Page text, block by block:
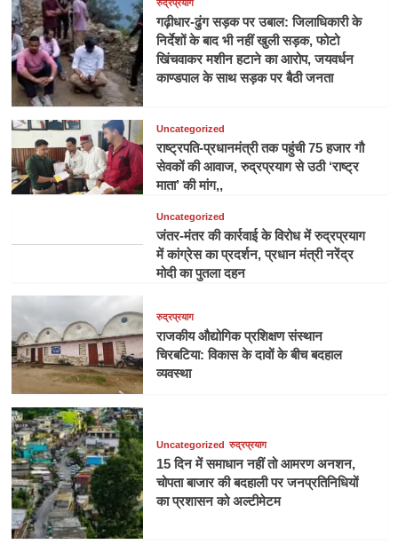
रुद्रप्रयाग
गढ़ीधार-ढुंग सड़क पर उबाल: जिलाधिकारी के
निर्देशों के बाद भी नहीं खुली सड़क, फोटो
खिंचवाकर मशीन हटाने का आरोप, जयवर्धन
काण्डपाल के साथ सड़क पर बैठी जनता
Uncategorized
राष्ट्रपति-प्रधानमंत्री तक पहुंची 75 हजार गौ
सेवकों की आवाज, रुद्रप्रयाग से उठी ‘राष्ट्र
माता’ की मांग,,
Uncategorized
जंतर-मंतर की कार्रवाई के विरोध में रुद्रप्रयाग
में कांग्रेस का प्रदर्शन, प्रधान मंत्री नरेंद्र
मोदी का पुतला दहन
रुद्रप्रयाग
राजकीय औद्योगिक प्रशिक्षण संस्थान
चिरबटिया: विकास के दावों के बीच बदहाल
व्यवस्था
Uncategorized रुद्रप्रयाग
15 दिन में समाधान नहीं तो आमरण अनशन,
चोपता बाजार की बदहाली पर जनप्रतिनिधियों
का प्रशासन को अल्टीमेटम